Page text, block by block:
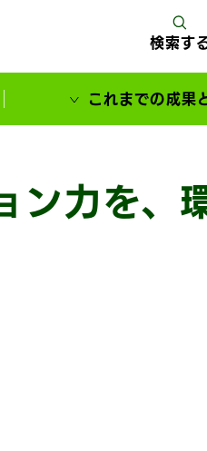
検索す
これまでの成果
ン力を、